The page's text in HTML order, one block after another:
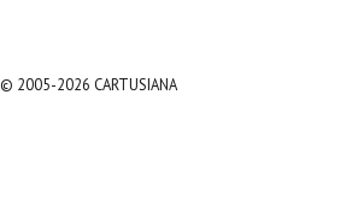
© 2005-2026 CARTUSIANA